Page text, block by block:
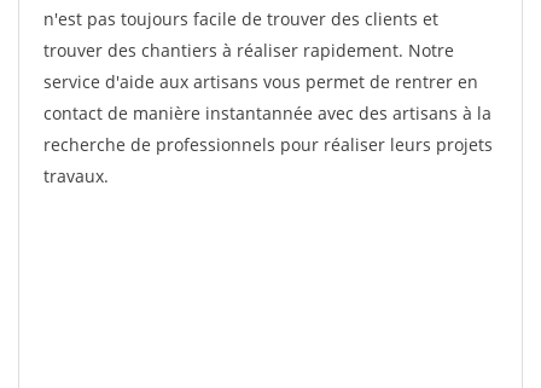
n'est pas toujours facile de trouver des clients et
trouver des chantiers à réaliser rapidement. Notre
service d'aide aux artisans vous permet de rentrer en
contact de manière instantannée avec des artisans à la
recherche de professionnels pour réaliser leurs projets
travaux.